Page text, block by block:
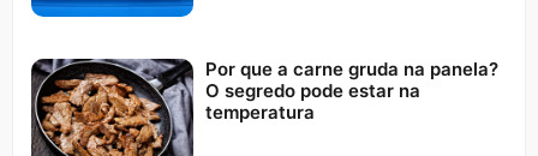
Por que a carne gruda na panela?
O segredo pode estar na
temperatura